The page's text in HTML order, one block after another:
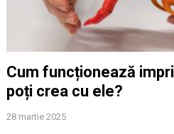
Cum funcționează
poți crea cu ele?
28 martie 2025